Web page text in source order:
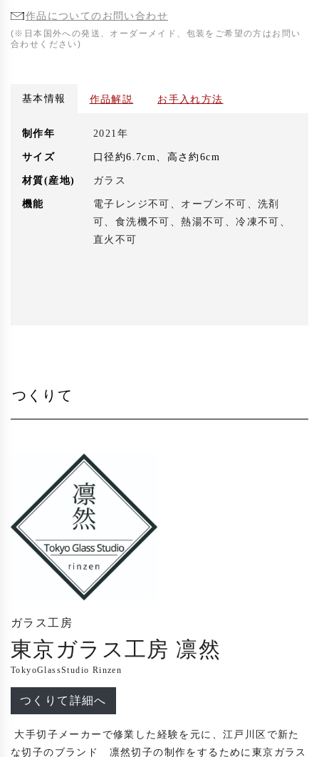
作品についてのお問い合わせ
(※日本国外への発送、オーダーメイド、包装をご希望の方はお問い
合わせください)
基本情報 作品解説 お手入れ方法
制作年 2021年
サイズ 口径約6.7cm、高さ約6cm
材質(産地) ガラス
機能
電子レンジ不可、オーブン不可、洗剤
可、食洗機不可、熱湯不可、冷凍不可、
直火不可
つくりて
ガラス工房
東京ガラス工房 凛然
TokyoGlassStudio Rinzen
つくりて詳細へ
な切子のブランド　凛然切子の制作をするために東京ガラス